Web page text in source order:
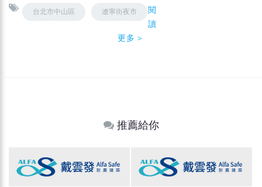
台北市中山區 遼寧街夜市
閱
讀
更多＞
推薦給你